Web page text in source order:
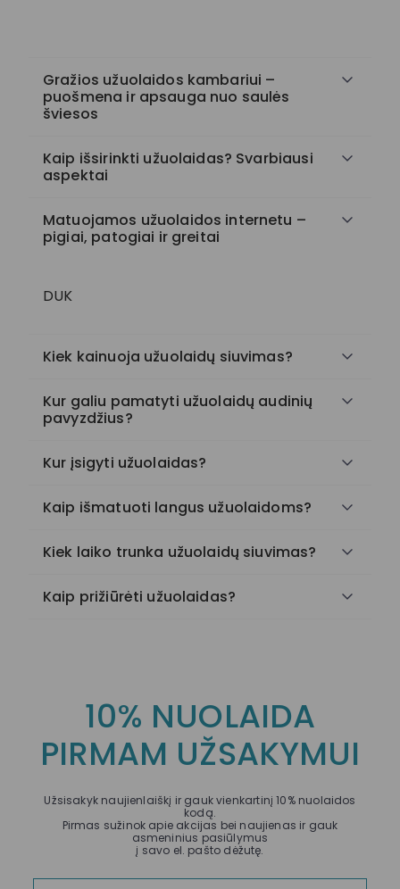
Gražios užuolaidos kambariui –
puošmena ir apsauga nuo saulės
šviesos
Kaip išsirinkti užuolaidas? Svarbiausi
aspektai
Matuojamos užuolaidos internetu –
pigiai, patogiai ir greitai
DUK
Kiek kainuoja užuolaidų siuvimas?
Kur galiu pamatyti užuolaidų audinių
pavyzdžius?
Kur įsigyti užuolaidas?
Kaip išmatuoti langus užuolaidoms?
Kiek laiko trunka užuolaidų siuvimas?
Kaip prižiūrėti užuolaidas?
10% NUOLAIDA
PIRMAM UŽSAKYMUI
Užsisakyk naujienlaiškį ir gauk vienkartinį 10% nuolaidos
kodą.
Pirmas sužinok apie akcijas bei naujienas ir gauk
asmeninius pasiūlymus
į savo el. pašto dėžutę.